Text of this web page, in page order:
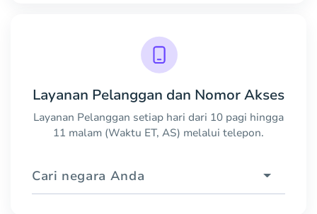
Layanan Pelanggan dan Nomor Akses
Layanan Pelanggan setiap hari dari 10 pagi hingga
11 malam (Waktu ET, AS) melalui telepon.
Cari negara Anda